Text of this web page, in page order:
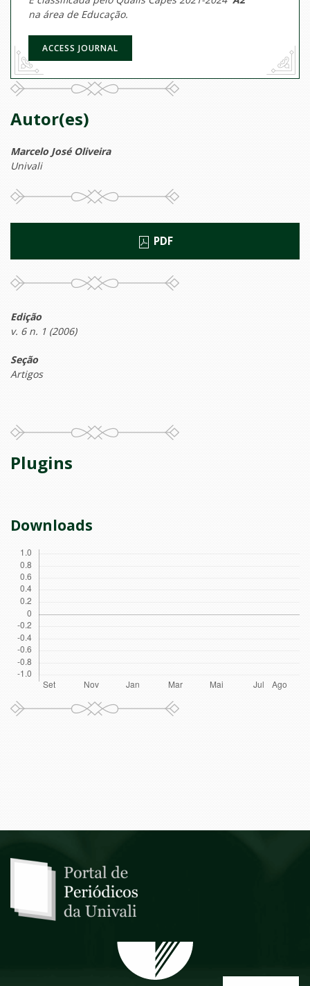
na área de Educação.
ACCESS JOURNAL
Autor(es)
Marcelo José Oliveira
Univali
PDF
Edição
v. 6 n. 1 (2006)
Seção
Artigos
Plugins
Downloads